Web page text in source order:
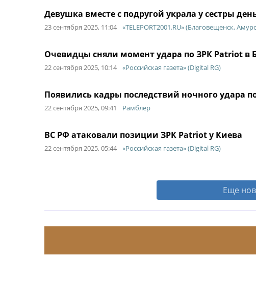
Девушка вместе с подругой украла у сестры
23 сентября 2025, 11:04 «TELEPORT2001.RU» (Благовещенск,
Очевидцы сняли момент удара по ЗРК Patriot в
22 сентября 2025, 10:14 «Российская газета» (Digital RG)
Появились кадры последствий ночного удара
22 сентября 2025, 09:41 Рамблер
ВС РФ атаковали позиции ЗРК Patriot у Киева
22 сентября 2025, 05:44 «Российская газета» (Digital RG)
Еще